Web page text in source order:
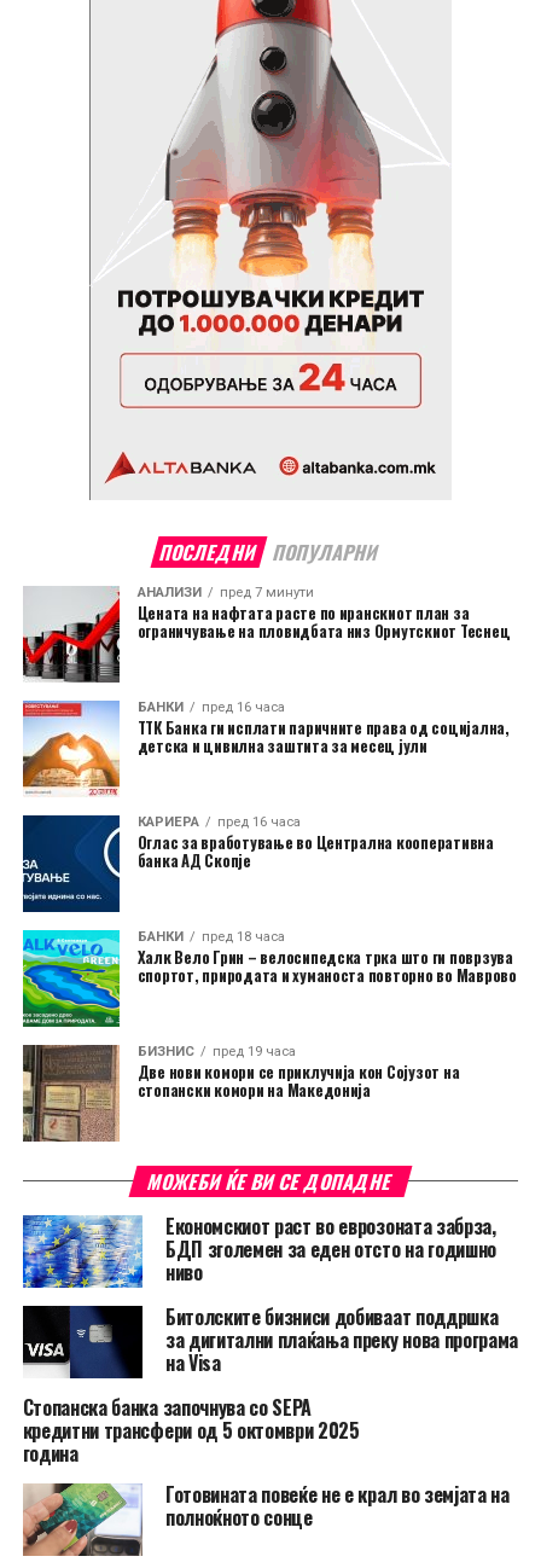
ПОСЛЕДНИ ПОПУЛАРНИ
АНАЛИЗИ пред 7 минути
Цената на нафтата расте по иранскиот план за
ограничување на пловидбата низ Ормутскиот Теснец
БАНКИ пред 16 часа
ТТК Банка ги исплати паричните права од социјална,
детска и цивилна заштита за месец јули
КАРИЕРА пред 16 часа
Оглас за вработување во Централна кооперативна
банка АД Скопје
БАНКИ пред 18 часа
Халк Вело Грин – велосипедска трка што ги поврзува
спортот, природата и хуманоста повторно во Маврово
БИЗНИС пред 19 часа
Две нови комори се приклучија кон Сојузот на
стопански комори на Македонија
МОЖЕБИ ЌЕ ВИ СЕ ДОПАДНЕ
Економскиот раст во еврозоната забрза,
БДП зголемен за еден отсто на годишно
ниво
Битолските бизниси добиваат поддршка
за дигитални плаќања преку нова програма
на Visa
Стопанска банка започнува со SEPA
кредитни трансфери од 5 октомври 2025
година
Готовината повеќе не е крал во земјата на
полноќното сонце